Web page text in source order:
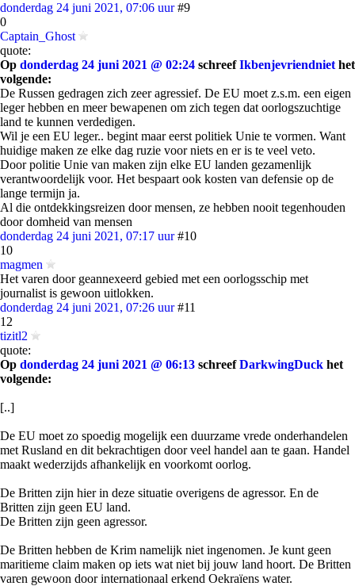
donderdag 24 juni 2021, 07:06 uur #9
0
Captain_Ghost
quote:
Op donderdag 24 juni 2021 @ 02:24 schreefIkbenjevriendniet het
volgende:
De Russen gedragen zich zeer agressief. De EU moet z.s.m. een eigen
leger hebben en meer bewapenen om zich tegen dat oorlogszuchtige
land te kunnen verdedigen.
Wil je een EU leger.. begint maar eerst politiek Unie te vormen. Want
huidige maken ze elke dag ruzie voor niets en er is te veel veto.
Door politie Unie van maken zijn elke EU landen gezamenlijk
verantwoordelijk voor. Het bespaart ook kosten van defensie op de
lange termijn ja.
Al die ontdekkingsreizen door mensen, ze hebben nooit tegenhouden
door domheid van mensen
donderdag 24 juni 2021, 07:17 uur #10
10
magmen
Het varen door geannexeerd gebied met een oorlogsschip met
journalist is gewoon uitlokken.
donderdag 24 juni 2021, 07:26 uur #11
12
tizitl2
quote:
Op donderdag 24 juni 2021 @ 06:13 schreefDarkwingDuck het
volgende:
[..]
De EU moet zo spoedig mogelijk een duurzame vrede onderhandelen
met Rusland en dit bekrachtigen door veel handel aan te gaan. Handel
maakt wederzijds afhankelijk en voorkomt oorlog.
De Britten zijn hier in deze situatie overigens de agressor. En de
Britten zijn geen EU land.
De Britten zijn geen agressor.
De Britten hebben de Krim namelijk niet ingenomen. Je kunt geen
maritieme claim maken op iets wat niet bij jouw land hoort. De Britten
varen gewoon door internationaal erkend Oekraïens water.